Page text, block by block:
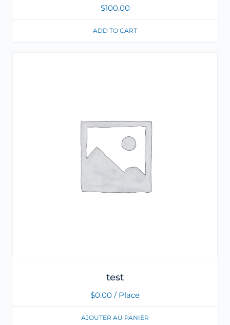
$100.00
ADD TO CART
test
$0.00 / Place
AJOUTER AU PANIER